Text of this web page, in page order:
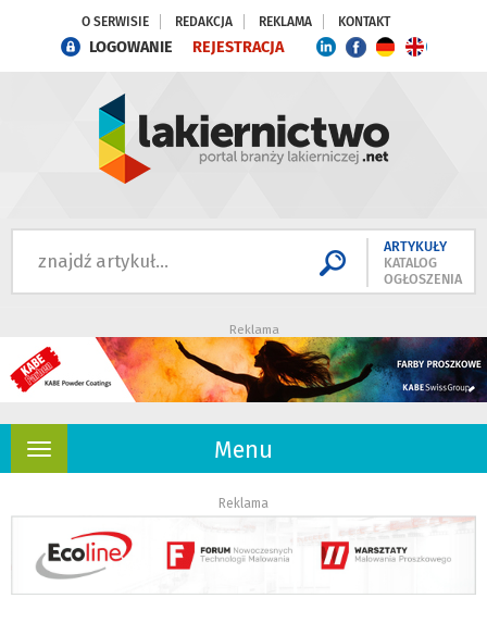
O SERWISIE REDAKCJA REKLAMA KONTAKT
LOGOWANIE REJESTRACJA
ARTYKUŁY
KATALOG
OGŁOSZENIA
Reklama
Menu
Rozwiń
Reklama